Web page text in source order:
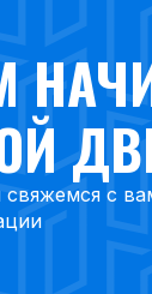
свяжемся с